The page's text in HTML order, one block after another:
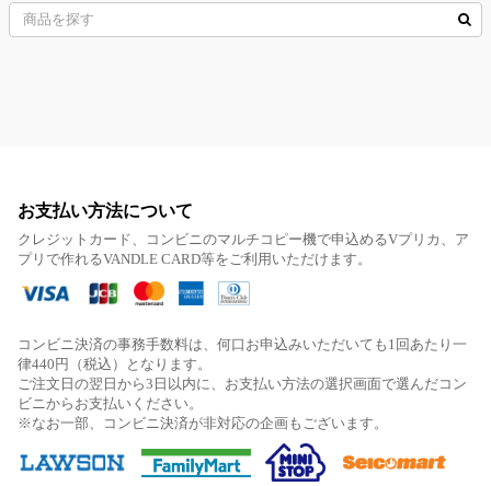
お支払い方法について
クレジットカード、コンビニのマルチコピー機で申込めるVプリカ、ア
プリで作れるVANDLE CARD等をご利用いただけます。
コンビニ決済の事務手数料は、何口お申込みいただいても1回あたり一
律440円（税込）となります。
ご注文日の翌日から3日以内に、お支払い方法の選択画面で選んだコン
ビニからお支払いください。
※なお一部、コンビニ決済が非対応の企画もございます。